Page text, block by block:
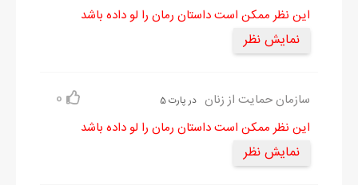
این نظر ممکن است داستان رمان را لو داده باشد
نمایش نظر
سازمان حمایت از زنان در پارت 5 0
این نظر ممکن است داستان رمان را لو داده باشد
نمایش نظر